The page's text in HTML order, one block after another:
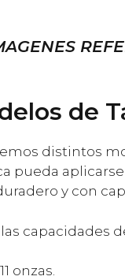
de
distintos
pueda
y con
capacidades
11 onzas.